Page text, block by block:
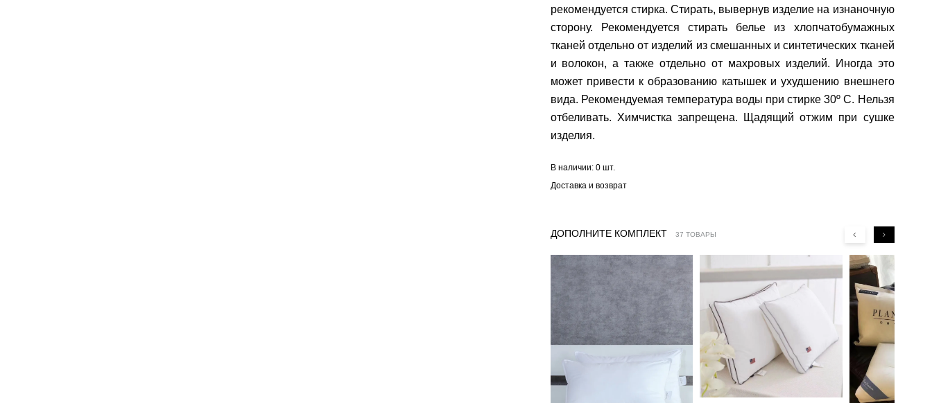
рекомендуется стирка. Стирать, вывернув изделие на изнаночную
сторону. Рекомендуется стирать белье из хлопчатобумажных
тканей отдельно от изделий из смешанных и синтетических тканей
и волокон, а также отдельно от махровых изделий. Иногда это
может привести к образованию катышек и ухудшению внешнего
вида. Рекомендуемая температура воды при стирке 30º C. Нельзя
отбеливать. Химчистка запрещена. Щадящий отжим при сушке
изделия.
В наличии: 0 шт.
Доставка и возврат
ДОПОЛНИТЕ КОМПЛЕКТ 37 ТОВАРЫ